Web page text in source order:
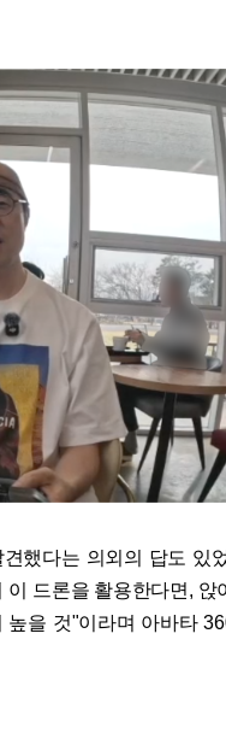
했다는 의외의 답도 있
드론을 활용한다면, 앉
을 것"이라며 아바타